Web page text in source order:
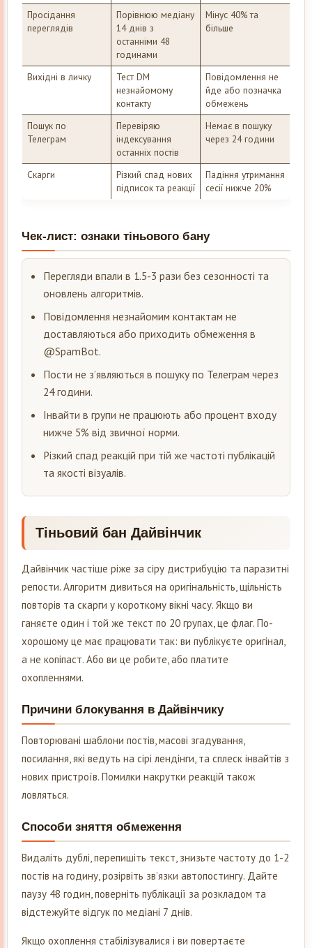
Просідання
переглядів
Порівнюю медіану
14 днів з
останніми 48
годинами
Мінус 40% та
більше
Вихідні в личку
Тест DM
незнайомому
контакту
Повідомлення не
йде або позначка
обмежень
Пошук по
Телеграм
Перевіряю
індексування
останніх постів
Немає в пошуку
через 24 години
Скарги
Різкий спад нових
підписок та реакції
Падіння утримання
сесії нижче 20%
Чек-лист: ознаки тіньового бану
Перегляди впали в 1.5-3 рази без сезонності та
оновлень алгоритмів.
Повідомлення незнайомим контактам не
доставляються або приходить обмеження в
@SpamBot.
Пости не з’являються в пошуку по Телеграм через
24 години.
Інвайти в групи не працюють або процент входу
нижче 5% від звичної норми.
Різкий спад реакцій при тій же частоті публікацій
та якості візуалів.
Тіньовий бан Дайвінчик
Дайвінчик частіше ріже за сіру дистрибуцію та паразитні
репости. Алгоритм дивиться на оригінальність, щільність
повторів та скарги у короткому вікні часу. Якщо ви
ганяєте один і той же текст по 20 групах, це флаг. По-
хорошому це має працювати так: ви публікуєте оригінал,
а не копіпаст. Або ви це робите, або платите
охопленнями.
Причини блокування в Дайвінчику
Повторювані шаблони постів, масові згадування,
посилання, які ведуть на сірі лендінги, та сплеск інвайтів з
нових пристроїв. Помилки накрутки реакцій також
ловляться.
Способи зняття обмеження
Видаліть дублі, перепишіть текст, знизьте частоту до 1-2
постів на годину, розірвіть зв’язки автопостингу. Дайте
паузу 48 годин, поверніть публікації за розкладом та
відстежуйте відгук по медіані 7 днів.
Якщо охоплення стабілізувалися і ви повертаєте